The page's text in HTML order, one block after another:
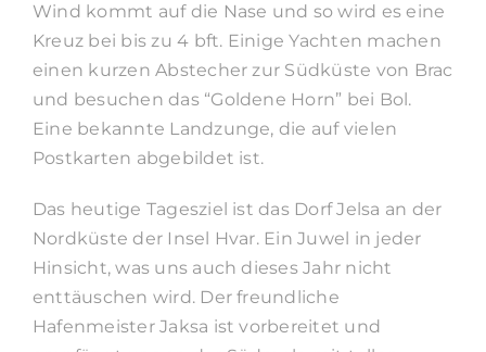
Wind kommt auf die Nase und so wird es eine
Kreuz bei bis zu 4 bft. Einige Yachten machen
einen kurzen Abstecher zur Südküste von Brac
und besuchen das “Goldene Horn” bei Bol.
Eine bekannte Landzunge, die auf vielen
Postkarten abgebildet ist.
Das heutige Tagesziel ist das Dorf Jelsa an der
Nordküste der Insel Hvar. Ein Juwel in jeder
Hinsicht, was uns auch dieses Jahr nicht
enttäuschen wird. Der freundliche
Hafenmeister Jaksa ist vorbereitet und